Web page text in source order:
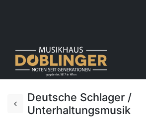
Deutsche Schlager /
Unterhaltungsmusik